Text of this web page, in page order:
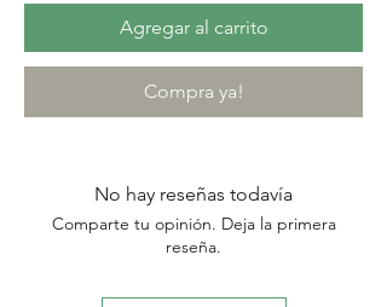
Agregar al carrito
Compra ya!
No hay reseñas todavía
Comparte tu opinión. Deja la primera
reseña.